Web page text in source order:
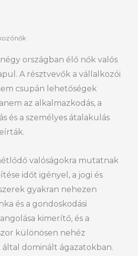
országban élő nők valós
A résztvevők a vállalkozói
csupán lehetőségek
az alkalmazkodás, a
és a személyes átalakulás
valóságokra mutatnak
időt igényel, a jogi és
gyakran nehezen
és a gondoskodási
kimerítő, és a
különösen nehéz
dominált ágazatokban.